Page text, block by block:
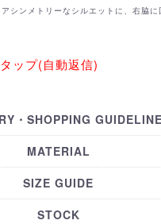
シンメトリーなシルエットに、右脇
ップ(自動返信)
・SHOPPING GUIDELINE
】
MATERIAL
SIZE GUIDE
HIPSTOCK